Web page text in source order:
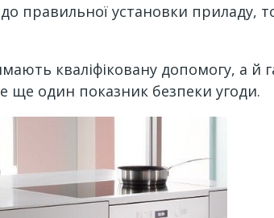
правильної установки приладу,
кваліфіковану допомогу, а й
ще один показник безпеки угоди.